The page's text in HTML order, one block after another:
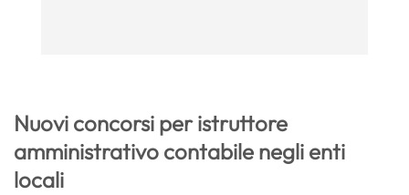
Nuovi concorsi per istruttore
amministrativo contabile negli enti
locali